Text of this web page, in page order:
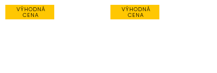
VÝHODNÁ
CENA
VÝHODNÁ
CENA